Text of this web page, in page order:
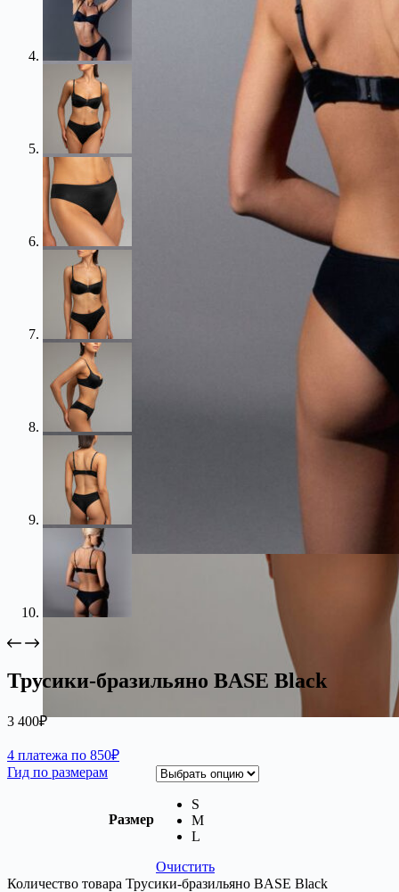
Трусики-бразильяно BASE Black
3 400₽
4 платежа по 850₽
Гид по размерам
Размер
S
M
L
Очистить
Количество товара Трусики-бразильяно BASE Black